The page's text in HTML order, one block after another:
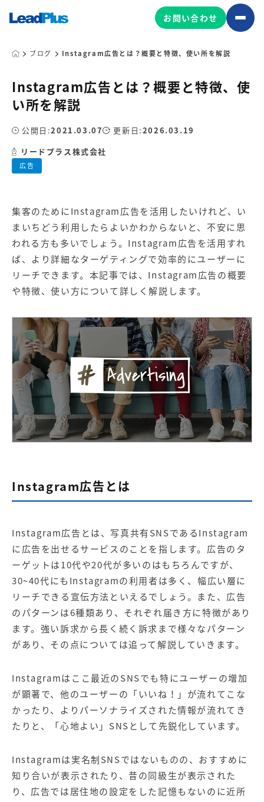
広告プロモーション
MA/CRM/SFA導入・運用
Web制作
マーケティングコンサルティング
Leadplus One
ボード
マーケティングサービスの製品
【店舗型ビジネス向け】エリ
ア
マーケティングサービス
【金融機関向け】マーケティ
ング
サービス
グ
サービス
ビス（LINE）
広告プロモーションの製品
【クリニック向け】新規集患
Web広告サービス
【歯科業界向け】新規集患
Web広告パッケージ
【塾・個別塾業界向け】新規
集客Web広告パッケージ
サイトアクセス増加パッケー
ジ
Web制作の製品
WEBプラス
お問い合わせ
ブログ Instagram広告とは？概要と特徴、使い所を解説
Instagram広告とは？概要と特徴、使
い所を解説
広告
公開日:2021.03.07 更新日:2026.03.19
リードプラス株式会社
集客のためにInstagram広告を活用したいけれど、い
まいちどう利用したらよいかわからないと、不安に思
われる方も多いでしょう。Instagram広告を活用すれ
ば、より詳細なターゲティングで効率的にユーザーに
リーチできます。本記事では、Instagram広告の概要
や特徴、使い方について詳しく解説します。
Instagram広告とは
Instagram広告とは、写真共有SNSであるInstagram
に広告を出せるサービスのことを指します。広告のタ
ーゲットは10代や20代が多いのはもちろんですが、
30~40代にもInstagramの利用者は多く、幅広い層に
リーチできる宣伝方法といえるでしょう。また、広告
のパターンは6種類あり、それぞれ届き方に特徴があり
ます。強い訴求から長く続く訴求まで様々なパターン
があり、その点については追って解説していきます。
Instagramはここ最近のSNSでも特にユーザーの増加
が顕著で、他のユーザーの「いいね！」が流れてこな
かったり、よりパーソナライズされた情報が流れてき
たりと、「心地よい」SNSとして先鋭化しています。
Instagramは実名制SNSではないものの、おすすめに
知り合いが表示されたり、昔の同級生が表示された
り、広告では居住地の設定をした記憶もないのに近所